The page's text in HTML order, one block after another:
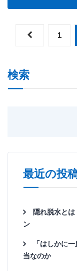
1
検索
最近の投
隠れ脱水と
ン
「はしかに
当なのか